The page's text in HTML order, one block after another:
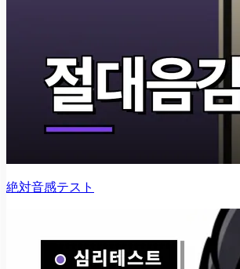
絶対音感テスト